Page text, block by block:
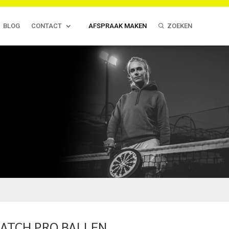
BLOG CONTACT AFSPRAAK MAKEN ZOEKEN